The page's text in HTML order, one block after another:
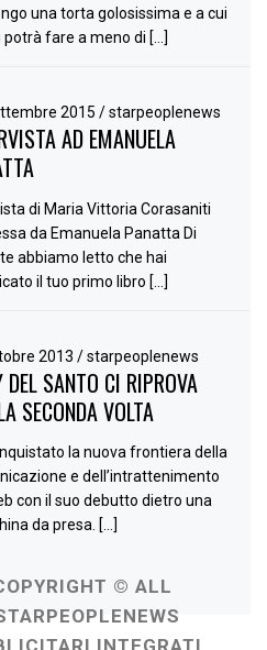
una torta golosissima e a cui
potrà fare a meno di […]
2015/ starpeoplenews
AD EMANUELA
di Maria Vittoria Corasaniti
da Emanuela Panatta Di
abbiamo letto che hai
il tuo primo libro […]
2013/ starpeoplenews
DEL SANTO CI RIPROVA
SECONDA VOLTA
la nuova frontiera della
e dell’intrattenimento
con il suo debutto dietro una
da presa. […]
© ALL